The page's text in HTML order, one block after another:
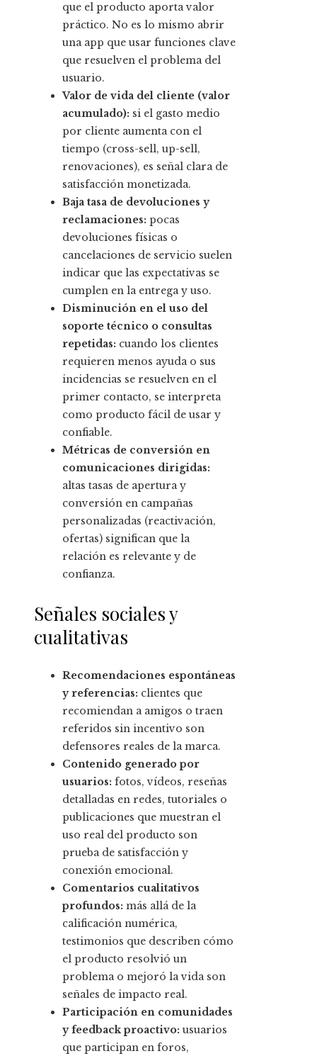
que el producto aporta valor
práctico. No es lo mismo abrir
una app que usar funciones clave
que resuelven el problema del
usuario.
Valor de vida del cliente (valor
acumulado): si el gasto medio
por cliente aumenta con el
tiempo (cross-sell, up-sell,
renovaciones), es señal clara de
satisfacción monetizada.
Baja tasa de devoluciones y
reclamaciones: pocas
devoluciones físicas o
cancelaciones de servicio suelen
indicar que las expectativas se
cumplen en la entrega y uso.
Disminución en el uso del
soporte técnico o consultas
repetidas: cuando los clientes
requieren menos ayuda o sus
incidencias se resuelven en el
primer contacto, se interpreta
como producto fácil de usar y
confiable.
Métricas de conversión en
comunicaciones dirigidas:
altas tasas de apertura y
conversión en campañas
personalizadas (reactivación,
ofertas) significan que la
relación es relevante y de
confianza.
Señales sociales y
cualitativas
Recomendaciones espontáneas
y referencias: clientes que
recomiendan a amigos o traen
referidos sin incentivo son
defensores reales de la marca.
Contenido generado por
usuarios: fotos, vídeos, reseñas
detalladas en redes, tutoriales o
publicaciones que muestran el
uso real del producto son
prueba de satisfacción y
conexión emocional.
Comentarios cualitativos
profundos: más allá de la
calificación numérica,
testimonios que describen cómo
el producto resolvió un
problema o mejoró la vida son
señales de impacto real.
Participación en comunidades
y feedback proactivo: usuarios
que participan en foros,